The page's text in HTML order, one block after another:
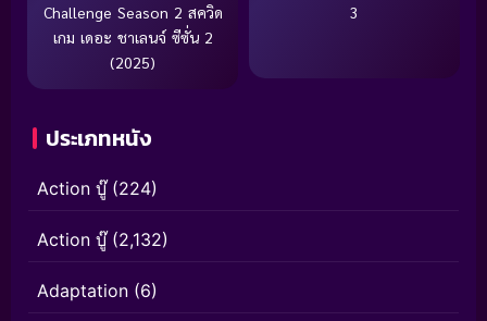
Challenge Season 2 สควิด
เกม เดอะ ชาเลนจ์ ซีซั่น 2
(2025)
3
ประเภทหนัง
Action บู๊(224)
Action บู๊(2,132)
Adaptation (6)